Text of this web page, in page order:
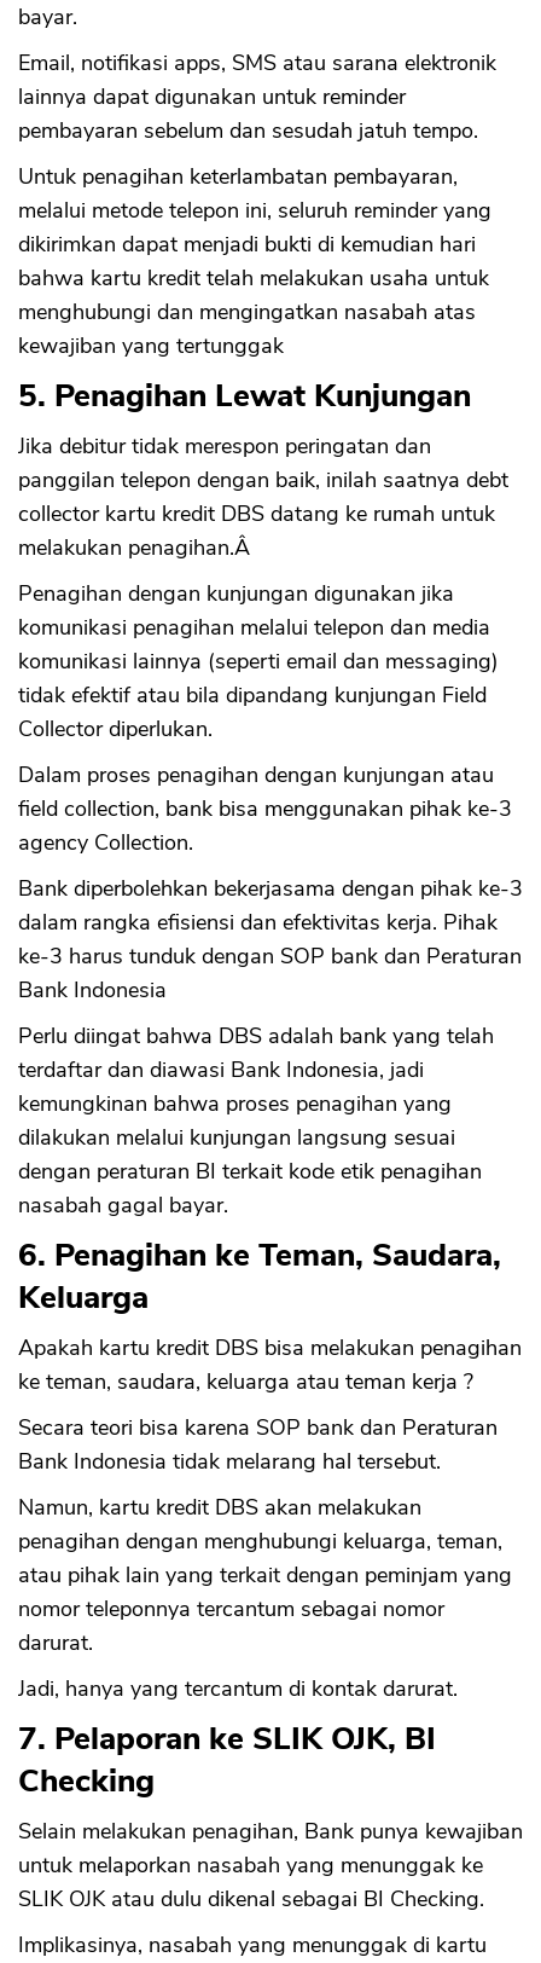
bayar.
Email, notifikasi apps, SMS atau sarana elektronik
lainnya dapat digunakan untuk reminder
pembayaran sebelum dan sesudah jatuh tempo.
Untuk penagihan keterlambatan pembayaran,
melalui metode telepon ini, seluruh reminder yang
dikirimkan dapat menjadi bukti di kemudian hari
bahwa kartu kredit telah melakukan usaha untuk
menghubungi dan mengingatkan nasabah atas
kewajiban yang tertunggak
5. Penagihan Lewat Kunjungan
Jika debitur tidak merespon peringatan dan
panggilan telepon dengan baik, inilah saatnya debt
collector kartu kredit DBS datang ke rumah untuk
melakukan penagihan.Â
Penagihan dengan kunjungan digunakan jika
komunikasi penagihan melalui telepon dan media
komunikasi lainnya (seperti email dan messaging)
tidak efektif atau bila dipandang kunjungan Field
Collector diperlukan.
Dalam proses penagihan dengan kunjungan atau
field collection, bank bisa menggunakan pihak ke-3
agency Collection.
Bank diperbolehkan bekerjasama dengan pihak ke-3
dalam rangka efisiensi dan efektivitas kerja. Pihak
ke-3 harus tunduk dengan SOP bank dan Peraturan
Bank Indonesia
Perlu diingat bahwa DBS adalah bank yang telah
terdaftar dan diawasi Bank Indonesia, jadi
kemungkinan bahwa proses penagihan yang
dilakukan melalui kunjungan langsung sesuai
dengan peraturan BI terkait kode etik penagihan
nasabah gagal bayar.
6. Penagihan ke Teman, Saudara,
Keluarga
Apakah kartu kredit DBS bisa melakukan penagihan
ke teman, saudara, keluarga atau teman kerja ?
Secara teori bisa karena SOP bank dan Peraturan
Bank Indonesia tidak melarang hal tersebut.
Namun, kartu kredit DBS akan melakukan
penagihan dengan menghubungi keluarga, teman,
atau pihak lain yang terkait dengan peminjam yang
nomor teleponnya tercantum sebagai nomor
darurat.
Jadi, hanya yang tercantum di kontak darurat.
7. Pelaporan ke SLIK OJK, BI
Checking
Selain melakukan penagihan, Bank punya kewajiban
untuk melaporkan nasabah yang menunggak ke
SLIK OJK atau dulu dikenal sebagai BI Checking.
Implikasinya, nasabah yang menunggak di kartu